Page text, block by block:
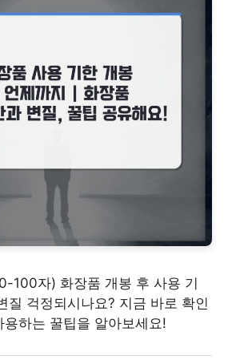
100자) 화장품 개봉 후 사용 기
질 걱정되시나요? 지금 바로 확인
하는 꿀팁을 알아보세요!